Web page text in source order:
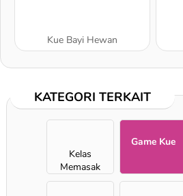
Kue Bayi Hewan
KATEGORI TERKAIT
Kelas
Memasak
Sara
Game Kue